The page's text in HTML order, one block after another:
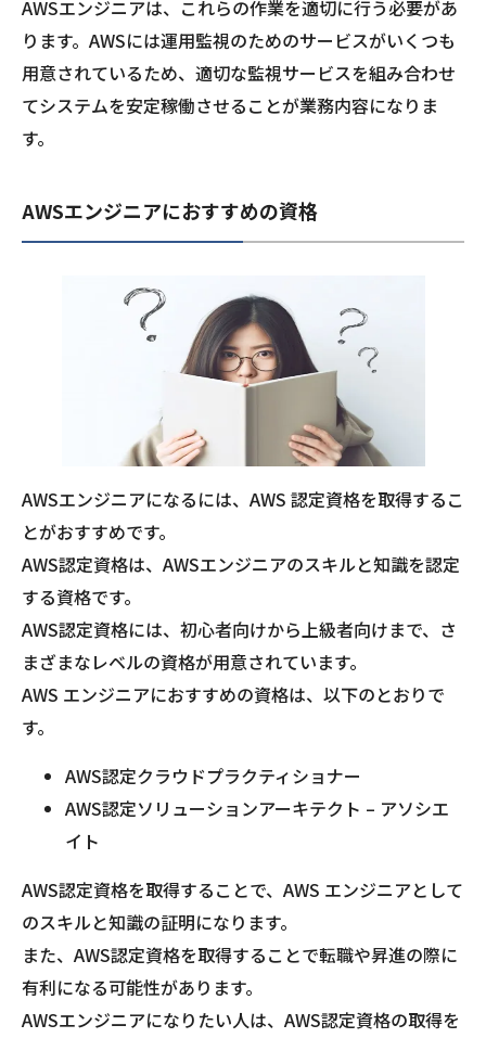
AWSエンジニアは、これらの作業を適切に行う必要があ
ります。AWSには運用監視のためのサービスがいくつも
用意されているため、適切な監視サービスを組み合わせ
てシステムを安定稼働させることが業務内容になりま
す。
AWSエンジニアにおすすめの資格
AWSエンジニアになるには、AWS 認定資格を取得するこ
とがおすすめです。
AWS認定資格は、AWSエンジニアのスキルと知識を認定
する資格です。
AWS認定資格には、初心者向けから上級者向けまで、さ
まざまなレベルの資格が用意されています。
AWS エンジニアにおすすめの資格は、以下のとおりで
す。
AWS認定クラウドプラクティショナー
AWS認定ソリューションアーキテクト – アソシエ
イト
AWS認定資格を取得することで、AWS エンジニアとして
のスキルと知識の証明になります。
また、AWS認定資格を取得することで転職や昇進の際に
有利になる可能性があります。
AWSエンジニアになりたい人は、AWS認定資格の取得を